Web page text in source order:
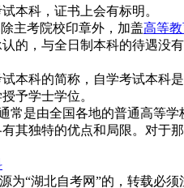
本科，证书上会有标明。
主考院校印章外，加盖高等
的，与全日制本科的待遇没
本科的简称，自学考试本科
予学士学位。
常是由全国各地的普通高等
其独特的优点和局限。对于
为“湖北自考网”的，转载必